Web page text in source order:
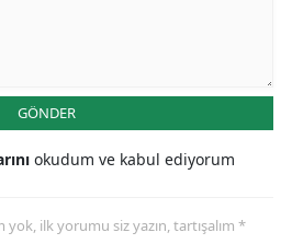
GÖNDER
okudum ve kabul ediyorum
ilk yorumu siz yazın, tartışalım *